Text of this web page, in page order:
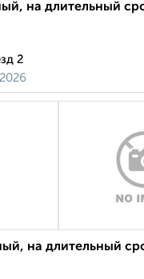
на длительный
2
на длительный